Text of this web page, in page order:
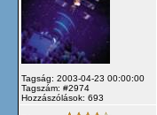
Tagság: 2003-04-23 00:00:00
Tagszám: #2974
Hozzászólások: 693